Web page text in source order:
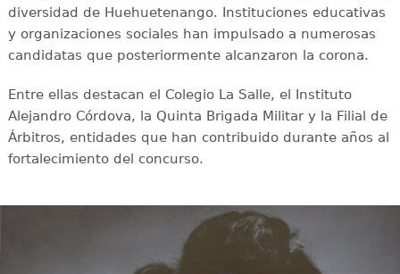
diversidad de Huehuetenango. Instituciones educativas
y organizaciones sociales han impulsado a numerosas
candidatas que posteriormente alcanzaron la corona.
Entre ellas destacan el Colegio La Salle, el Instituto
Alejandro Córdova, la Quinta Brigada Militar y la Filial de
Árbitros, entidades que han contribuido durante años al
fortalecimiento del concurso.